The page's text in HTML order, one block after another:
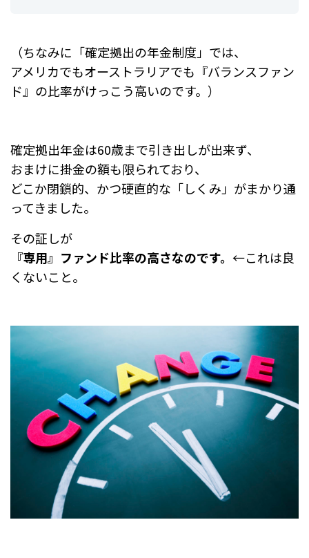
（ちなみに「確定拠出の年金制度」では、
アメリカでもオーストラリアでも『バランスファン
ド』の比率がけっこう高いのです。）
確定拠出年金は60歳まで引き出しが出来ず、
おまけに掛金の額も限られており、
どこか閉鎖的、かつ硬直的な「しくみ」がまかり通
ってきました。
その証しが
『専用』ファンド比率の高さなのです。 ←これは良
くないこと。